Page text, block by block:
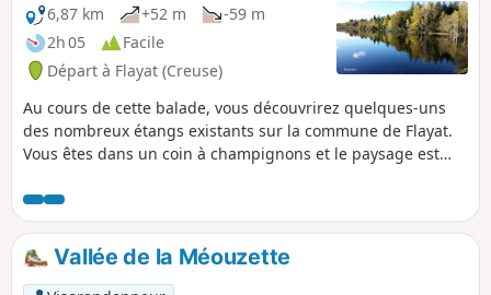
6,87 km
+52 m
-59 m
2h 05
Facile
Départ à Flayat (Creuse)
Au cours de cette balade, vous découvrirez quelques-uns
des nombreux étangs existants sur la commune de Flayat.
Vous êtes dans un coin à champignons et le paysage est
multiples couleurs et qu'ils se reflètent dans les étangs.
Vallée de la Méouzette